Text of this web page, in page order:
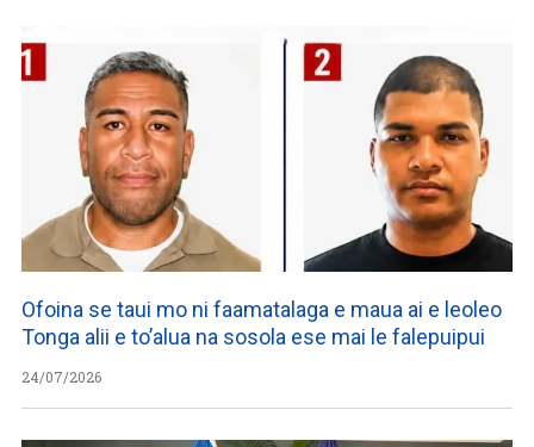
Ofoina se taui mo ni faamatalaga e maua ai e leoleo
Tonga alii e to’alua na sosola ese mai le falepuipui
24/07/2026